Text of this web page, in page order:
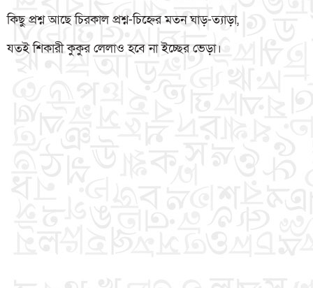
কিছু প্রশ্ন আছে চিরকাল প্রশ্ন-চিহ্নের মতন ঘাড়-ত্যাড়া,
যতই শিকারী কুকুর লেলাও হবে না ইচ্ছের ভেড়া।